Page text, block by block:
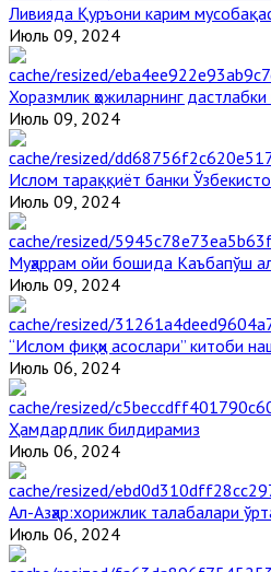
Ливияда Қуръони карим
Июль 09, 2024
Хоразмлик ҳожиларнинг
Июль 09, 2024
Ислом тараққиёт банки
Июль 09, 2024
Муҳаррам ойи бошида Каъбапўш
Июль 09, 2024
“Ислом фиқҳи асослари” китоби
Июль 06, 2024
Ҳамдардлик билдирамиз
Июль 06, 2024
Aл-Aзҳар:хорижлик талабалари
Июль 06, 2024